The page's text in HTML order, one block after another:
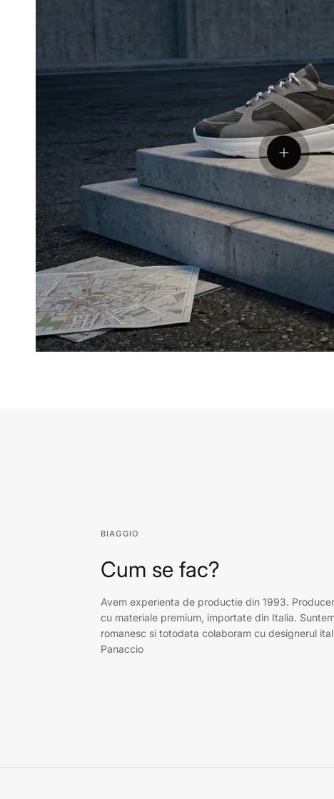
Vedeți
BIAGGIO
Cum se fac?
Avem experienta de productie din 1993.
cu materiale premium, importate din Italia.
romanesc si totodata colaboram cu designerul
Panaccio